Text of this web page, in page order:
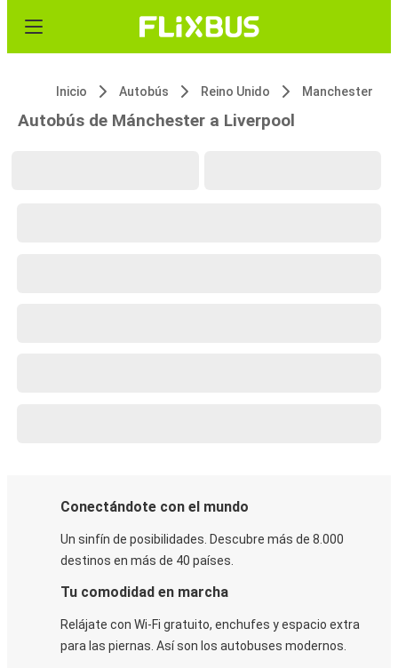
Inicio Autobús Reino Unido Manchester
Autobús de Mánchester a Liverpool
Conectándote con el mundo
Un sinfín de posibilidades. Descubre más de 8.000
destinos en más de 40 países.
Tu comodidad en marcha
Relájate con Wi-Fi gratuito, enchufes y espacio extra
para las piernas. Así son los autobuses modernos.